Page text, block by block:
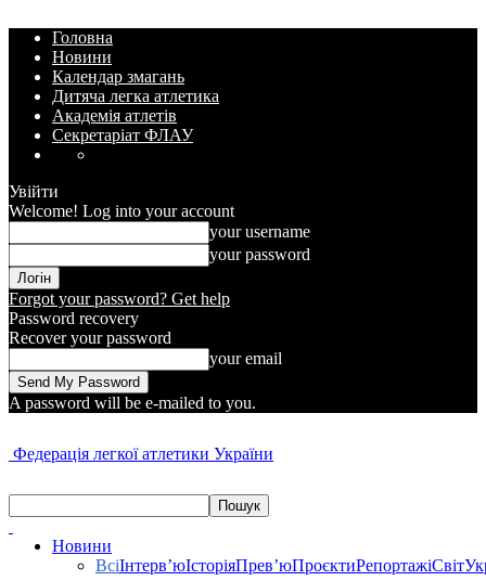
Головна
Новини
Календар змагань
Дитяча легка атлетика
Академія атлетів
Секретаріат ФЛАУ
Увійти
Welcome! Log into your account
your username
your password
Forgot your password? Get help
Password recovery
Recover your password
your email
A password will be e-mailed to you.
Федерація легкої атлетики України
Новини
ВсіІнтерв’юІсторіяПрев’юПроєктиРепортажіСвіт